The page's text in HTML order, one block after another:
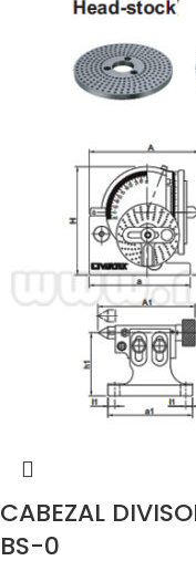
CABEZAL
BS-0